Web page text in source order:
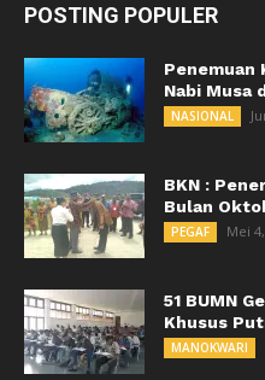
POSTING POPULER
Penemuan
Nabi Musa
NASIONAL
BKN :
Bulan
PEGAF Mei
51 BUMN
Khusus
MANOKWARI